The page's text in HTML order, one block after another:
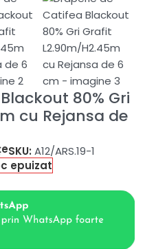
80% Gri
cu Rejansa de
SKU: A12/ARS.19-1
epuizat